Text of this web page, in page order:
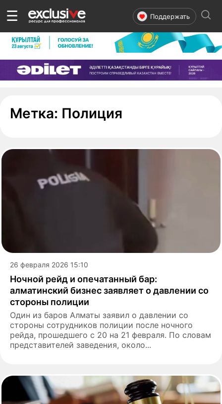
☰ Поддержать
Метка: Полиция
26 февраля 2026 15:10
Ночной рейд и опечатанный бар:
алматинский бизнес заявляет о давлении со
стороны полиции
Один из баров Алматы заявил о давлении со
стороны сотрудников полиции после ночного
рейда, прошедшего с 20 на 21 февраля. По словам
представителей заведения, около...